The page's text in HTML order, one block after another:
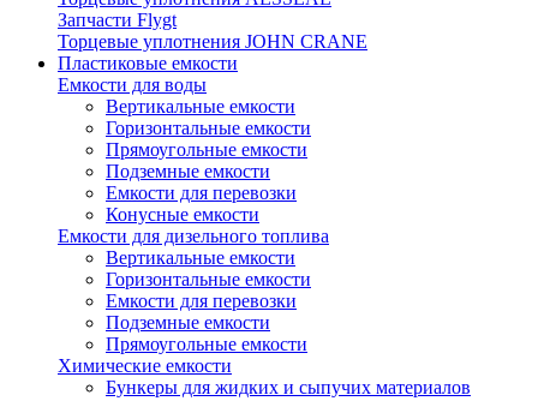
Запчасти Flygt
Торцевые уплотнения JOHN CRANE
Пластиковые емкости
Емкости для воды
Вертикальные емкости
Горизонтальные емкости
Прямоугольные емкости
Подземные емкости
Емкости для перевозки
Конусные емкости
Емкости для дизельного топлива
Вертикальные емкости
Горизонтальные емкости
Емкости для перевозки
Подземные емкости
Прямоугольные емкости
Химические емкости
Бункеры для жидких и сыпучих материалов